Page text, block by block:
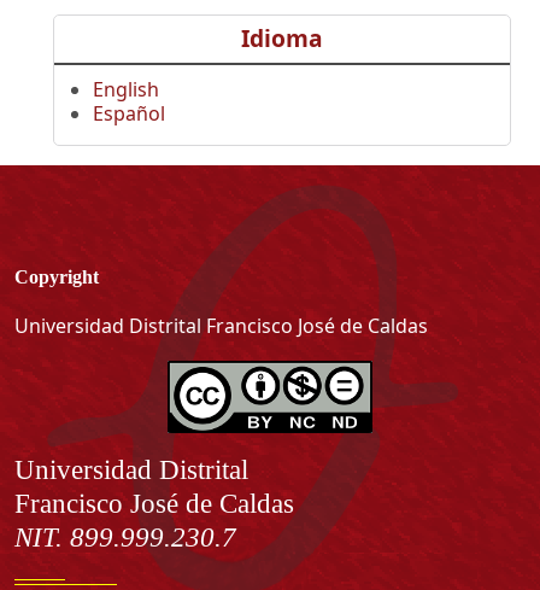
Idioma
English
Español
Copyright
Universidad Distrital Francisco José de Caldas
Información
Universidad Distrital
Francisco José de Caldas
NIT. 899.999.230.7